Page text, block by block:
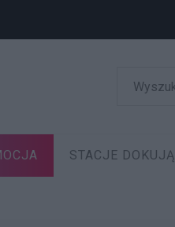
STACJE